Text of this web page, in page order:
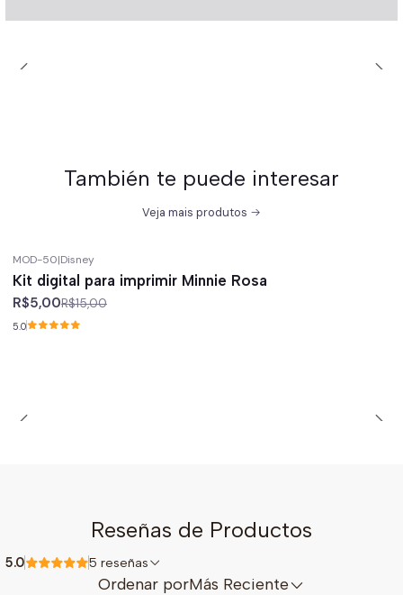
También te puede interesar
Veja mais produtos
-67% off
MOD-50|Disney
Kit digital para imprimir Minnie Rosa
R$5,00R$15,00
5.0
Reseñas de Productos
5.0 5 reseñas
Ordenar porMás Reciente